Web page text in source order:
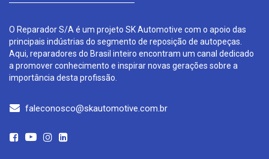
O Reparador S/A é um projeto SK Automotive com o apoio das
principais indústrias do segmento de reposição de autopeças.
Aqui, reparadores do Brasil inteiro encontram um canal dedicado
a promover conhecimento e inspirar novas gerações sobre a
importância desta profissão.
faleconosco@skautomotive.com.br